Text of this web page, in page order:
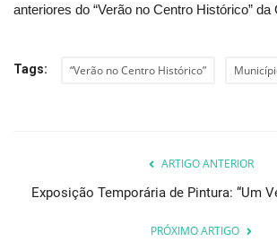
anteriores do “Verão no Centro Histórico”
Tags: “Verão no Centro Histórico”
ARTIGO ANTERIOR
Exposição Temporária de Pintura: “Um
PRÓXIMO ARTIGO